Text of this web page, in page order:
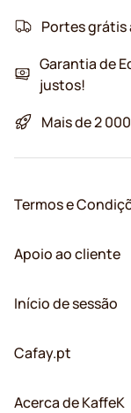
Portes grátis
Garantia de
justos!
Mais de 2
Termos e
Apoio ao cliente
Início de sessão
Cafay.pt
Acerca de KaffeK